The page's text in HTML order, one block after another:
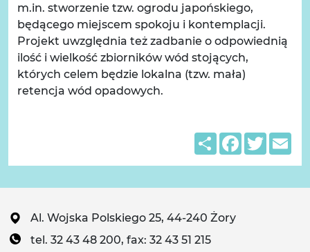
m.in. stworzenie tzw. ogrodu japońskiego,
będącego miejscem spokoju i kontemplacji.
Projekt uwzględnia też zadbanie o odpowiednią
ilość i wielkość zbiorników wód stojących,
których celem będzie lokalna (tzw. mała)
retencja wód opadowych.
ShareFacebook
Twitter
Al. Wojska Polskiego 25, 44-240 Żory
tel. 32 43 48 200, fax: 32 43 51 215